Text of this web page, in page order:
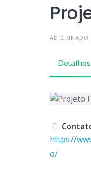
ADICIONADO
Detalhes
https://
o/